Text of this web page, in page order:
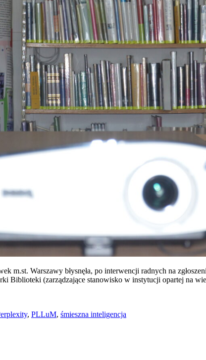
Warszawy błysnęła, po interwencji radnych na
Biblioteki (zarządzające stanowisko w instytucji opartej na
, PLLuM, śmieszna inteligencja